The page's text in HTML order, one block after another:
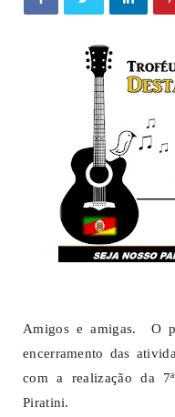
Amigos e amigas. O
encerramento das
com a realização da
Piratini.